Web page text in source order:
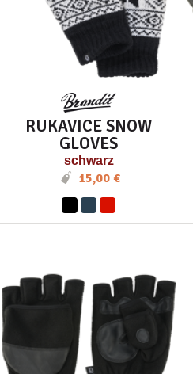
RUKAVICE SNOW
GLOVES
schwarz
15,00 €